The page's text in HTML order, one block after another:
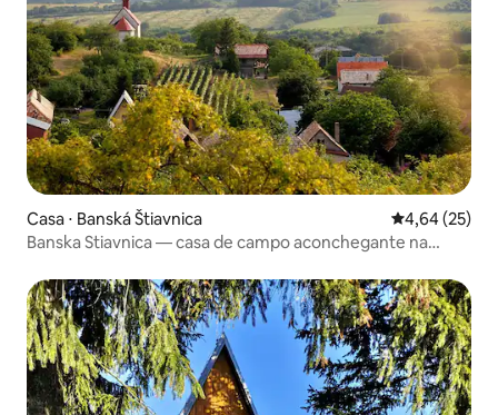
Casa ⋅ Banská Štiavnica 4,64 de uma
4,64 (25)
Banska Stiavnica — casa de campo aconchegante na